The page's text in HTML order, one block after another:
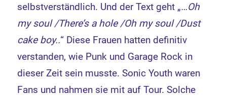
selbstverständlich. Und der Text geht „…Oh
my soul /There’s a hole /Oh my soul /Dust
cake boy..“ Diese Frauen hatten definitiv
verstanden, wie Punk und Garage Rock in
dieser Zeit sein musste. Sonic Youth waren
Fans und nahmen sie mit auf Tour. Solche